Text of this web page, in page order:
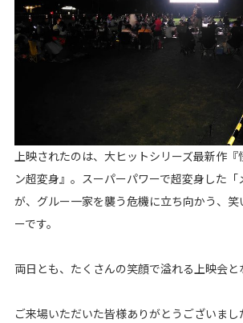
上映されたのは、大ヒットシリーズ最新作『
ン超変身』。スーパーパワーで超変身した「
が、グルー一家を襲う危機に立ち向かう、笑
ーです。
両日とも、たくさんの笑顔で溢れる上映会と
ご来場いただいた皆様ありがとうございまし